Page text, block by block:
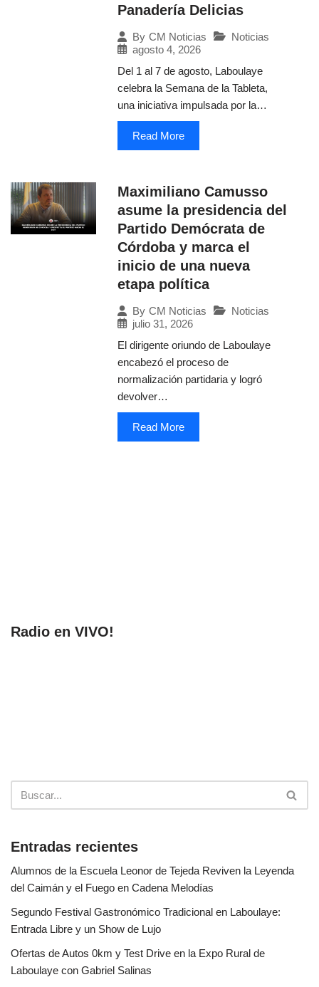
Panadería Delicias
By CM Noticias
Noticias
agosto 4, 2026
Del 1 al 7 de agosto, Laboulaye
celebra la Semana de la Tableta,
una iniciativa impulsada por la…
Read More
Maximiliano Camusso
asume la presidencia del
Partido Demócrata de
Córdoba y marca el
inicio de una nueva
etapa política
By CM Noticias
Noticias
julio 31, 2026
El dirigente oriundo de Laboulaye
encabezó el proceso de
normalización partidaria y logró
devolver…
Read More
Radio en VIVO!
Entradas recientes
Alumnos de la Escuela Leonor de Tejeda Reviven la Leyenda
del Caimán y el Fuego en Cadena Melodías
Segundo Festival Gastronómico Tradicional en Laboulaye:
Entrada Libre y un Show de Lujo
Ofertas de Autos 0km y Test Drive en la Expo Rural de
Laboulaye con Gabriel Salinas